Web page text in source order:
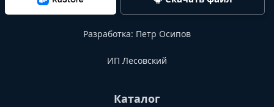
Разработка: Петр Осипов
ИП Лесовский
Каталог